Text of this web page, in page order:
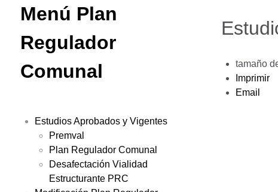
Menú Plan
Regulador
Comunal
Estudios Aprobados y Vigentes
Premval
Plan Regulador Comunal
Desafectación Vialidad
Estructurante PRC
tamaño
Imprimir
Email